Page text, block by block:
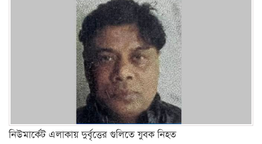
নিউমার্কেট এলাকায় দুর্বৃত্তের গুলিতে যুবক নিহত